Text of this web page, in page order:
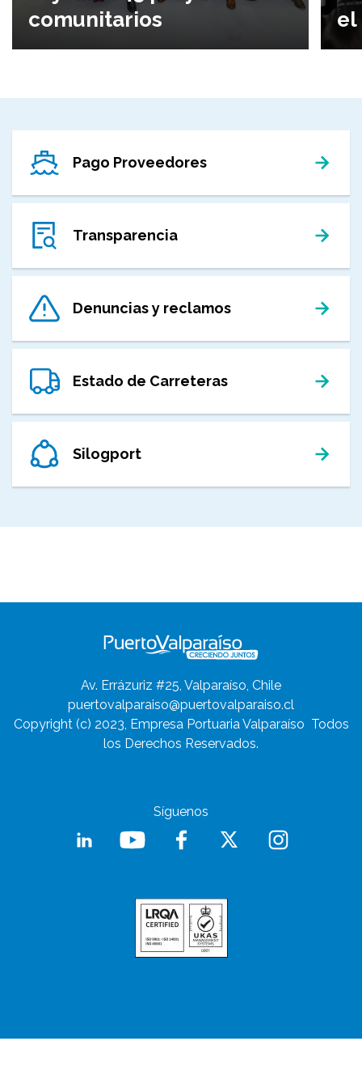
comunitarios
el
Pago Proveedores
Transparencia
Denuncias y reclamos
Estado de Carreteras
Silogport
Av. Errázuriz #25, Valparaíso, Chile
puertovalparaiso@puertovalparaiso.cl
Copyright (c) 2023, Empresa Portuaria Valparaíso Todos
los Derechos Reservados.
Síguenos